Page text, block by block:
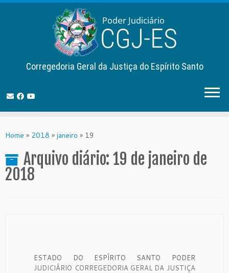
to
Corregedoria Geral da Justiça do Espírito Santo
Home » 2018 » janeiro » 19
Arquivo diário: 19 de janeiro de
2018
ESTADO DO ESPÍRITO SANTO PODER
JUDICIÁRIO CORREGEDORIA GERAL DA JUSTIÇA